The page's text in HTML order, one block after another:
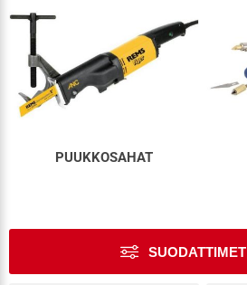
PUUKKOSAHAT
SUODATTIMET